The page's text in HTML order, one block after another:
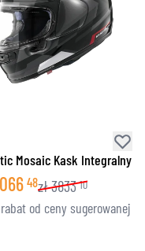
Mosaic Kask Integralny
48zł3833 10
od ceny sugerowanej